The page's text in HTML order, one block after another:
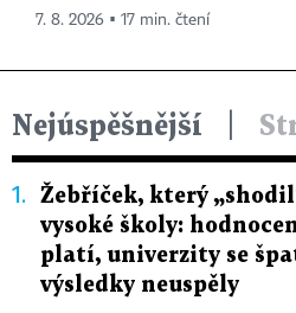
7. 8. 2026 ▪ 17 min. čtení
Nejúspěšnější
1.
Žebříček, který
vysoké školy:
platí, univerzity se
výsledky neuspěly